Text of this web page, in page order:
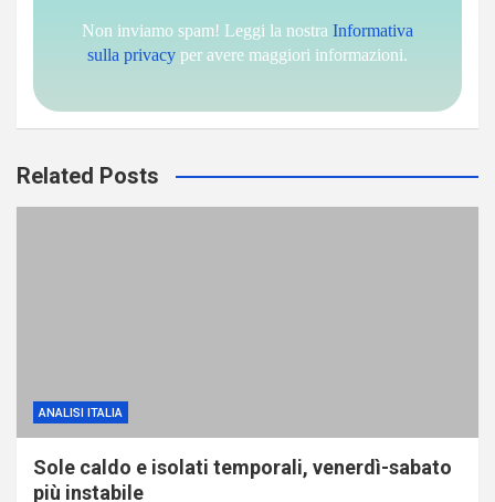
Non inviamo spam! Leggi la nostra Informativa
sulla privacy per avere maggiori informazioni.
Related Posts
ANALISI ITALIA
Sole caldo e isolati temporali, venerdì-sabato
più instabile